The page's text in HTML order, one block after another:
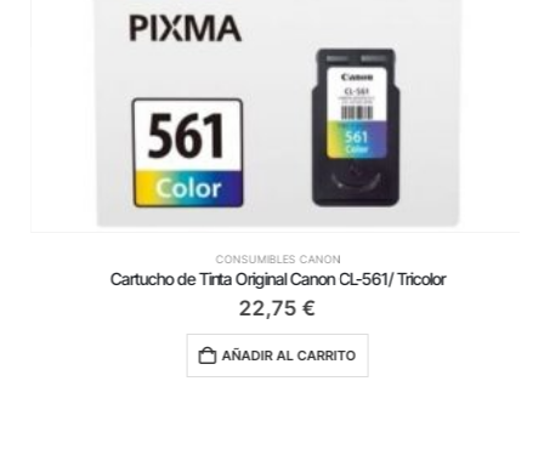
CONSUMIBLES CANON
Cartucho de Tinta Original Canon CL-561/ Tricolor
22,75 €
AÑADIR AL CARRITO